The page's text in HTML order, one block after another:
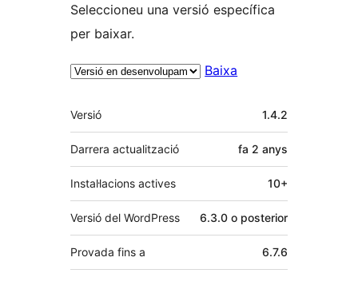
Seleccioneu una versió específica
per baixar.
Baixa
Meta
Versió 1.4.2
Darrera actualització fa 2 anys
Instal·lacions actives 10+
Versió del WordPress 6.3.0 o posterior
Provada fins a 6.7.6